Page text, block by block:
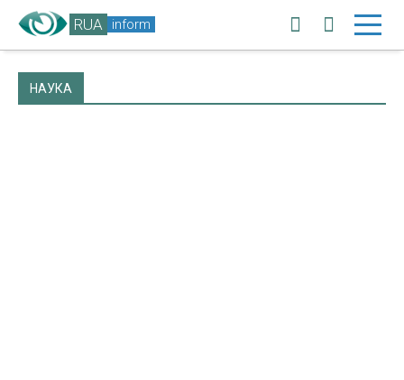
RUA inform
НАУКА